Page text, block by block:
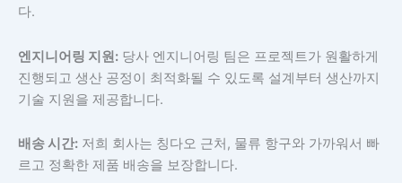
다.
엔지니어링 지원: 당사 엔지니어링 팀은 프로젝트가 원활하게
진행되고 생산 공정이 최적화될 수 있도록 설계부터 생산까지
기술 지원을 제공합니다.
배송 시간: 저희 회사는 칭다오 근처, 물류 항구와 가까워서 빠
르고 정확한 제품 배송을 보장합니다.